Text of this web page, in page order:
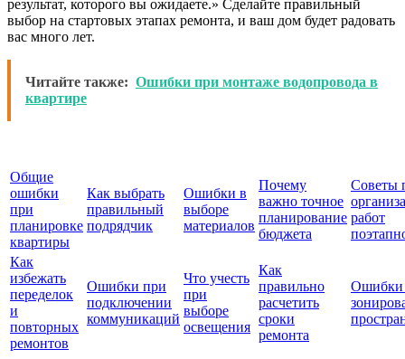
результат, которого вы ожидаете.» Сделайте правильный
выбор на стартовых этапах ремонта, и ваш дом будет радовать
вас много лет.
Читайте также: Ошибки при монтаже водопровода в
квартире
Общие
ошибки
при
планировке
квартиры
Как выбрать
правильный
подрядчик
Ошибки в
выборе
материалов
Почему
важно точное
планирование
бюджета
Советы
работ
Как
избежать
переделок
и
повторных
ремонтов
Ошибки при
подключении
коммуникаций
Что учесть
при
выборе
освещения
Как
правильно
расчетить
сроки
ремонта
Ошибки